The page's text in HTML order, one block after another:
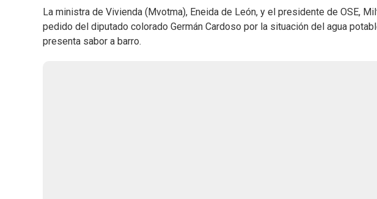
La ministra de Vivienda (Mvotma), Eneida de León, y el presidente de OSE,
pedido del diputado colorado Germán Cardoso por la situación del agua
presenta sabor a barro.